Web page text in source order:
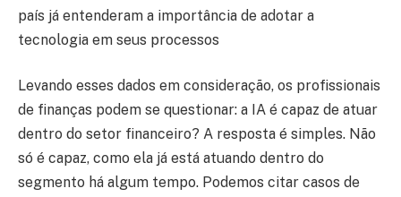
país já entenderam a importância de adotar a
tecnologia em seus processos
Levando esses dados em consideração, os profissionais
de finanças podem se questionar: a IA é capaz de atuar
dentro do setor financeiro? A resposta é simples. Não
só é capaz, como ela já está atuando dentro do
segmento há algum tempo. Podemos citar casos de